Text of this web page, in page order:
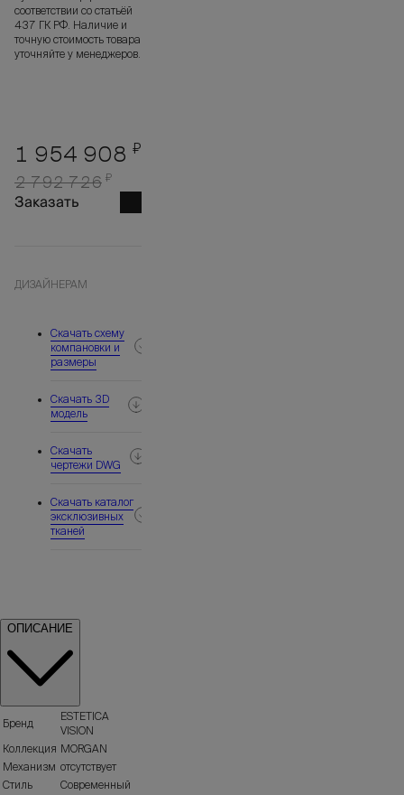
соответствии со статьёй
437 ГК РФ. Наличие и
точную стоимость товара
уточняйте у менеджеров.
1 954 908 ₽
2 792 726 ₽
Заказать
ДИЗАЙНЕРАМ
Скачать схему
компановки и
размеры
Скачать 3D
модель
Скачать
чертежи DWG
Скачать каталог
эксклюзивных
тканей
ОПИСАНИЕ
Бренд
ESTETICA
VISION
Коллекция MORGAN
Механизм отсутствует
Стиль
Современный